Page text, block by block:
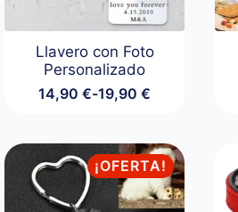
Llavero con Foto
Personalizado
14,90€-19,90€
Rango
desde
14,90 €
hasta
19,90 €
¡OFERTA!